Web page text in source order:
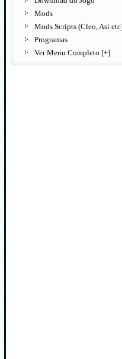
Mods
Mods Scripts (Cleo, Asi
Programas
Ver Menu Completo [+]